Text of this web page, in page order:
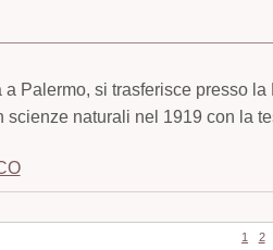
Palermo, si trasferisce presso
scienze naturali nel 1919 con la
1 2